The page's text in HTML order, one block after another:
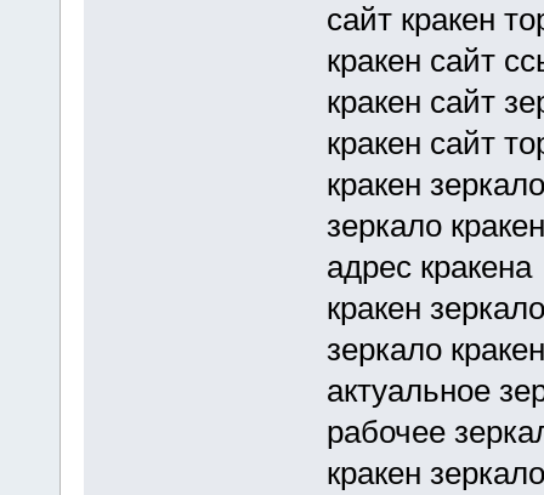
сайт кракен
кракен сайт
кракен сайт
кракен сайт
кракен
зеркало кракен
адрес кракена
кракен
зеркало
актуальное
рабочее
кракен зеркало